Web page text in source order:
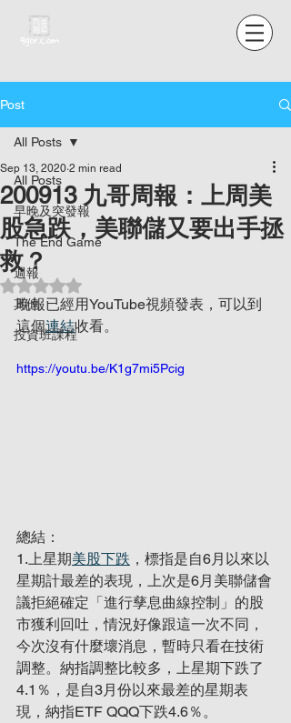
Post
All Posts
早晚及突發報
The End Game
週報
其他
投資班課程
All Posts
200913 九哥周報：上周美
股急跌，美聯儲又要出手拯
救？
Sep 13, 2020 2 min read
Rated NaN out of 5 stars.
晚報已經用YouTube視頻發表，可以到
這個連結收看。
https://youtu.be/K1g7mi5Pcig
總結：
1.上星期美股下跌 ，標指是自6月以來以
星期計最差的表現，上次是6月美聯儲會
議拒絕確定「進行孳息曲線控制」的股
市獲利回吐，情況好像跟這一次不同，
今次沒有什麼壞消息，暫時只看在技術
調整。納指調整比較多，上星期下跌了
4.1％，是自3月份以來最差的星期表
現，納指ETF QQQ下跌4.6％。